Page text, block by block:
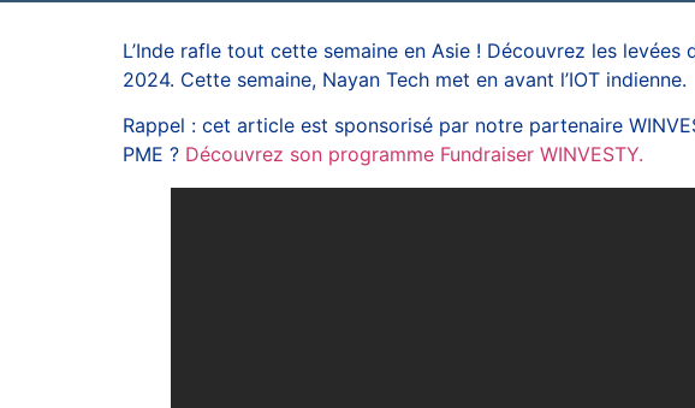
L’Inde rafle tout cette semaine en Asie ! Découvrez les
2024. Cette semaine, Nayan Tech met en avant l’IOT indienne.
Rappel : cet article est sponsorisé par notre partenaire
PME ? Découvrez son programme Fundraiser WINVESTY.